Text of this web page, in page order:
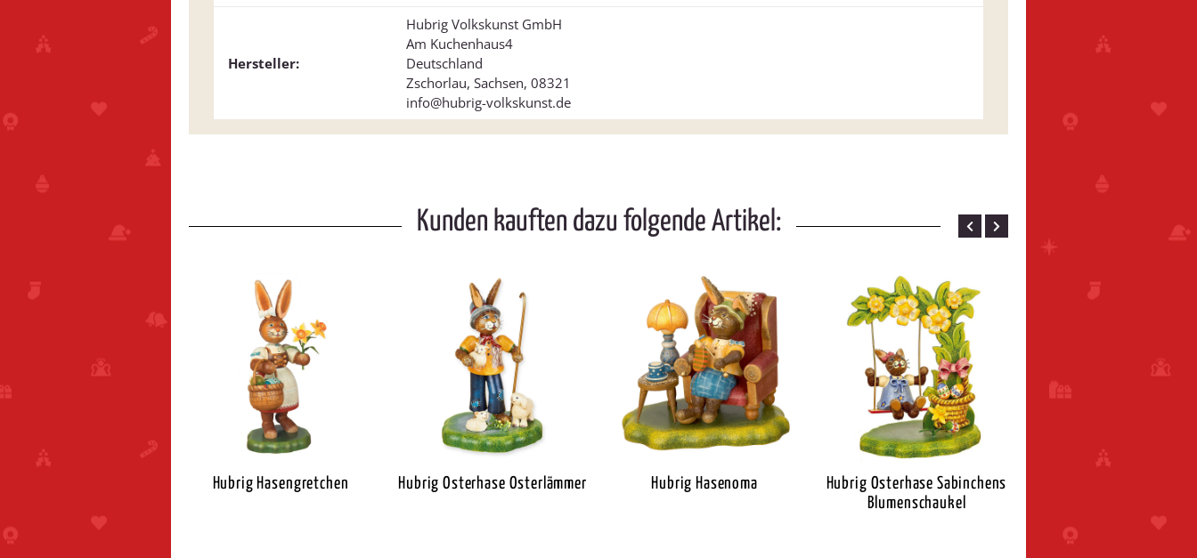
Hersteller:
Hubrig Volkskunst GmbH
Am Kuchenhaus4
Deutschland
Zschorlau, Sachsen, 08321
info@hubrig-volkskunst.de
Kunden kauften dazu folgende Artikel:
Hubrig Hasengretchen Hubrig Osterhase Osterlämmer Hubrig Hasenoma
Hubrig Osterhase Sabinchens
Blumenschaukel